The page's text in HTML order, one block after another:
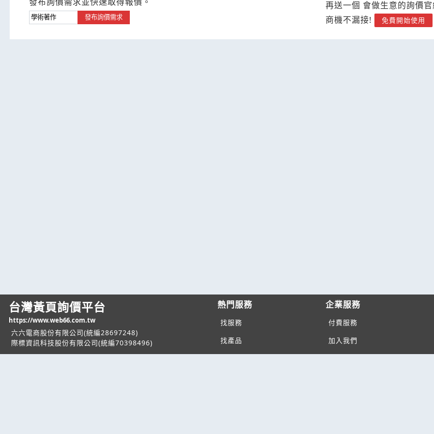
發布詢價需求
再送一個 會做生意的詢價
商機不漏接!
免費開始使用
台灣黃頁詢價平台
https://www.web66.com.tw
六六電商股份有限公司(統編28697248)
際標資訊科技股份有限公司(統編70398496)
熱門服務
找服務
找產品
企業服務
付費服務
加入我們